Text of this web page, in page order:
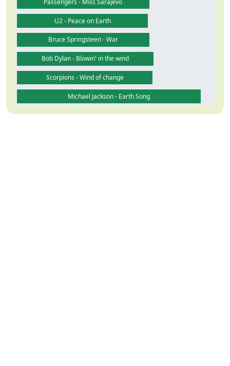
U2 - Peace on Earth
Bruce Springsteen - War
Bob Dylan - Blowin' in the wind
Scorpions - Wind of change
Michael Jackson - Earth Song